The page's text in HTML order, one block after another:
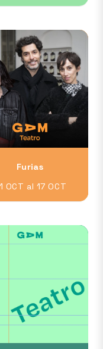
Furias
OCT al 17 OCT